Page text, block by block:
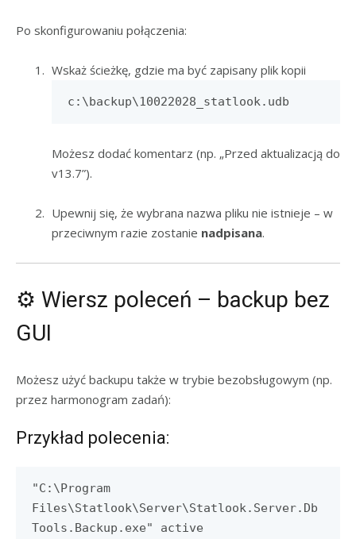
Po skonfigurowaniu połączenia:
Wskaż ścieżkę, gdzie ma być zapisany plik kopii
c:\backup\10022028_statlook.udb
Możesz dodać komentarz (np. „Przed aktualizacją do
v13.7”).
Upewnij się, że wybrana nazwa pliku nie istnieje – w
przeciwnym razie zostanie nadpisana.
⚙️ Wiersz poleceń – backup bez
GUI
Możesz użyć backupu także w trybie bezobsługowym (np.
przez harmonogram zadań):
Przykład polecenia:
"C:\Program
Files\Statlook\Server\Statlook.Server.Db
Tools.Backup.exe" active